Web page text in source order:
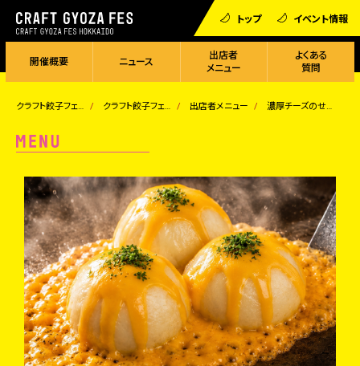
トップ イベント情報
開催概要 ニュース
出店者
メニュー
よくある
質問
クラフト餃子フェス クラフト餃子フェス HOKKAIDO 2026 出店者メニュー 濃厚チーズのせ爆汁丸餃子